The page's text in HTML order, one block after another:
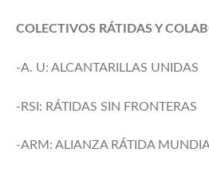
COLECTIVOS RÁTIDAS Y
-A. U: ALCANTARILLAS UNIDAS
-RSI: RÁTIDAS SIN FRONTERAS
-ARM: ALIANZA RÁTIDA